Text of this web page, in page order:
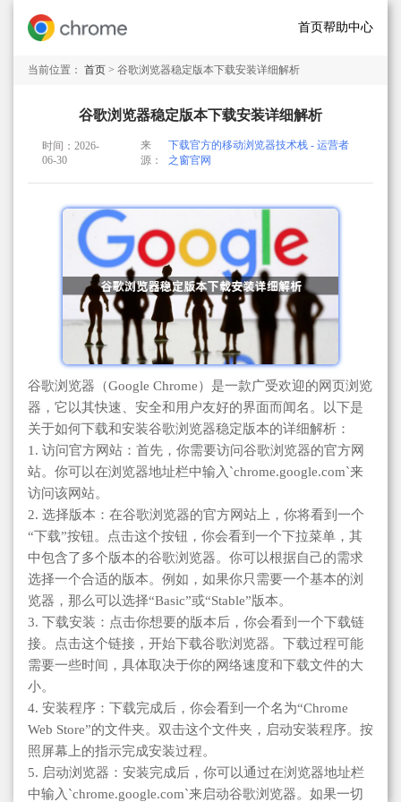
首页帮助中心
当前位置： 首页 > 谷歌浏览器稳定版本下载安装详细解析
谷歌浏览器稳定版本下载安装详细解析
时间：2026-
06-30
来
源：
下载官方的移动浏览器技术栈 - 运营者
之窗官网
谷歌浏览器（Google Chrome）是一款广受欢迎的网页浏览
器，它以其快速、安全和用户友好的界面而闻名。以下是
关于如何下载和安装谷歌浏览器稳定版本的详细解析：
1. 访问官方网站：首先，你需要访问谷歌浏览器的官方网
站。你可以在浏览器地址栏中输入`chrome.google.com`来
访问该网站。
2. 选择版本：在谷歌浏览器的官方网站上，你将看到一个
“下载”按钮。点击这个按钮，你会看到一个下拉菜单，其
中包含了多个版本的谷歌浏览器。你可以根据自己的需求
选择一个合适的版本。例如，如果你只需要一个基本的浏
览器，那么可以选择“Basic”或“Stable”版本。
3. 下载安装：点击你想要的版本后，你会看到一个下载链
接。点击这个链接，开始下载谷歌浏览器。下载过程可能
需要一些时间，具体取决于你的网络速度和下载文件的大
小。
4. 安装程序：下载完成后，你会看到一个名为“Chrome
Web Store”的文件夹。双击这个文件夹，启动安装程序。按
照屏幕上的指示完成安装过程。
5. 启动浏览器：安装完成后，你可以通过在浏览器地址栏
中输入`chrome.google.com`来启动谷歌浏览器。如果一切